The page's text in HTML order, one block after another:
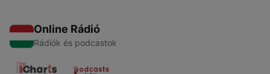
Online Rádió
Rádiók és podcastok